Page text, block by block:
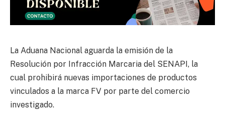
La Aduana Nacional aguarda la emisión de la
Resolución por Infracción Marcaria del SENAPI, la
cual prohibirá nuevas importaciones de productos
vinculados a la marca FV por parte del comercio
investigado.